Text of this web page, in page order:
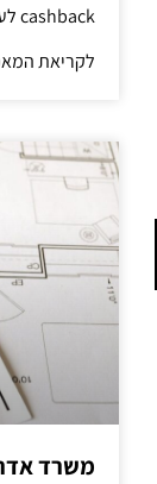
cashback לעסקים: איך החזר קטן יוצר יתרון גדול
לקריאת
משרד